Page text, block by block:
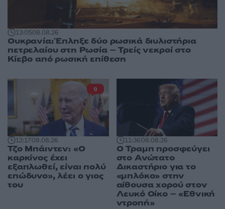
13:0508.08.26
Ουκρανία: Έπληξε δύο ρωσικά διυλιστήρια
πετρελαίου στη Ρωσία – Τρείς νεκροί στο
Κίεβο από ρωσική επίθεση
12:1708.08.26
Τζο Μπάιντεν: «Ο
καρκίνος έχει
εξαπλωθεί, είναι πολύ
επώδυνο», λέει ο γιος
του
9
11:3608.08.26
Ο Τραμπ προσφεύγει
στο Ανώτατο
Δικαστήριο για το
«μπλόκο» στην
αίθουσα χορού στον
Λευκό Οίκο – «Εθνική
ντροπή»